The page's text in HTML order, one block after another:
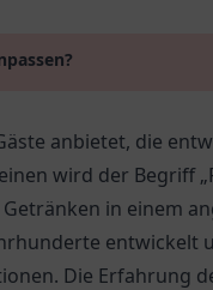
anbietet, die
wird der Begriff
in einem
entwickelt
Die Erfahrung